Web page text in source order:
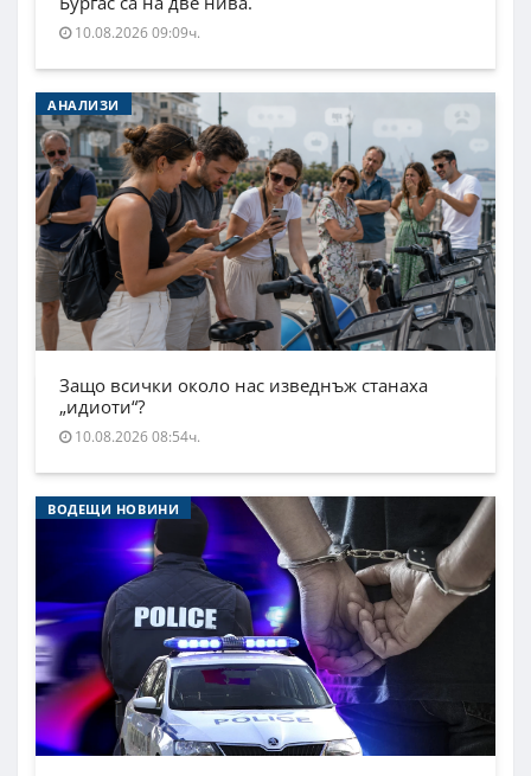
10.08.2026 09:09ч.
АНАЛИЗИ
Защо всички около нас изведнъж станаха
„идиоти“?
10.08.2026 08:54ч.
ВОДЕЩИ НОВИНИ